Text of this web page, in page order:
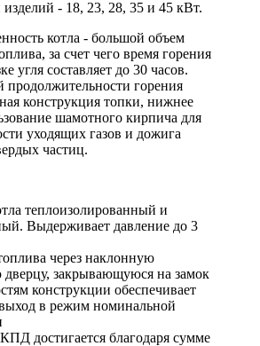
изделий - 18, 23, 28, 35 и 45 кВт.
котла - большой объем
за счет чего время горения
угля составляет до 30 часов.
продолжительности горения
конструкция топки, нижнее
шамотного кирпича для
уходящих газов и дожига
частиц.
теплоизолированный и
Выдерживает давление до 3
через наклонную
закрывающуюся на замок
конструкции обеспечивает
в режим номинальной
достигается благодаря сумме